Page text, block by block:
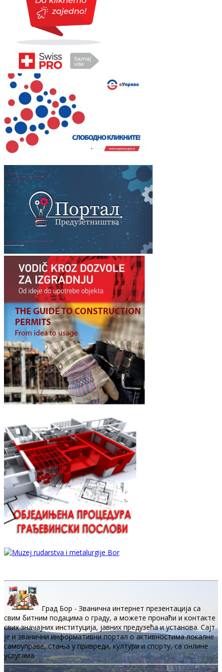
Град Бор - Званична интернет презентација са
свим битним подацима о граду, а можете пронаћи и контакте
свих значајних институција, јавних предузећа и установа. Сајт
је и званични информативни портал о активностима локалне
самоуправе, стања у привреди, култури и спорту, са онлине
услугама.